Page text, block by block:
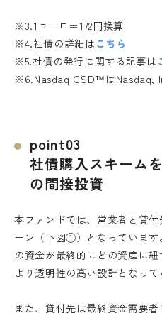
※3.1ユーロ＝172円換算
※4.社債の詳細は こちら
※5.社債の発行に関する記事は
※6.Nasdaq CSD™はNasdaq,
point03
社債購入スキーム
の間接投資
本ファンドでは、営業者と貸
ーン（下図①）となっていま
の資金が最終的にどの資産に紐
より透明性の高い設計となって
また、貸付先は最終資金需要
ログインもしく